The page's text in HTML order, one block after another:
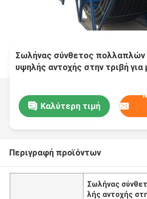
Σωλήνας σύνθετος
υψηλής αντοχής στην τριβή για
Καλύτερη τιμή
Περιγραφή προϊόντων
Σωλήνας
λής αντοχής